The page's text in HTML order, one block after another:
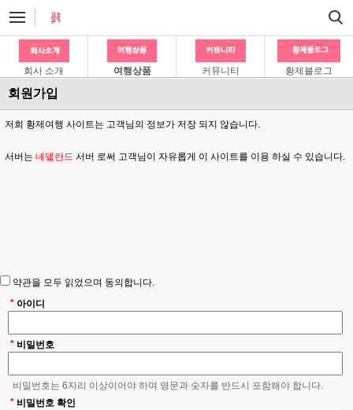
회사 소개 여행상품 커뮤니티 황제블로그
회원가입
저희 황제여행 사이트는 고객님의 정보가 저장 되지 않습니다.
서버는 네델란드 서버 로써 고객님이 자유롭게 이 사이트를 이용 하실 수 있습니다.
약관을 모두 읽었으며 동의합니다.
아이디
*
비밀번호
*
비밀번호는 6자리 이상이어야 하며 영문과 숫자를 반드시 포함해야 합니다.
비밀번호 확인
*